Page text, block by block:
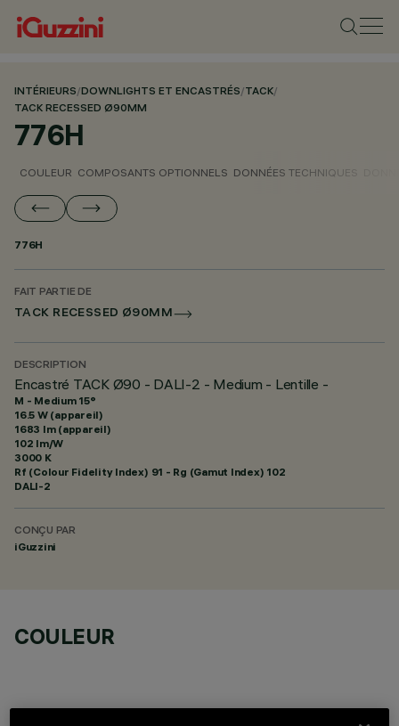
INTÉRIEURS/DOWNLIGHTS ET ENCASTRÉS/TACK/
TACK RECESSED Ø90MM
776H
COULEUR COMPOSANTS OPTIONNELS DONNÉES TECHNIQUES
776H
FAIT PARTIE DE
TACK RECESSED Ø90MM
DESCRIPTION
Encastré TACK Ø90 - DALI-2 - Medium - Lentille -
M - Medium 15°
16.5 W (appareil)
1683 lm (appareil)
102 lm/W
3000 K
Rf (Colour Fidelity Index) 91 - Rg (Gamut Index) 102
DALI-2
CONÇU PAR
iGuzzini
COULEUR